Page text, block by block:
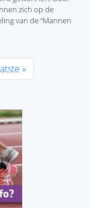
zich op de
van de “Mannen
haalt wisselende
pagina
»